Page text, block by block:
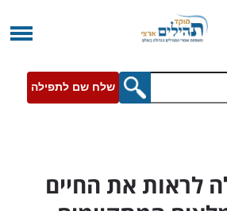
שלח שם לתפילה